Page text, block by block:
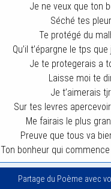
Je ne veux que ton
Séché tes
Te protégé du
Qu’il t’épargne le tps
Je te protegerais a
Laisse moi te
Je t’aimerais
Sur tes levres
Me fairais le plus
Preuve que tous va
Ton bonheur qui
Partage du Poème avec